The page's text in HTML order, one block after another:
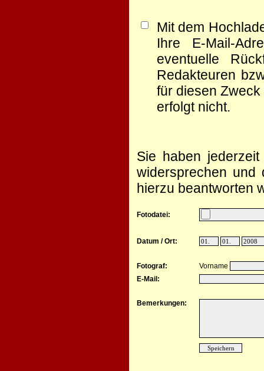
Mit dem
Ihre E-Mail-
eventuelle
Redakteuren
für diesen
erfolgt nicht.
Sie haben
widersprechen
hierzu beantworten
Fotodatei:
Datum / Ort:
Fotograf:
Vorname
E-Mail:
Bemerkungen: